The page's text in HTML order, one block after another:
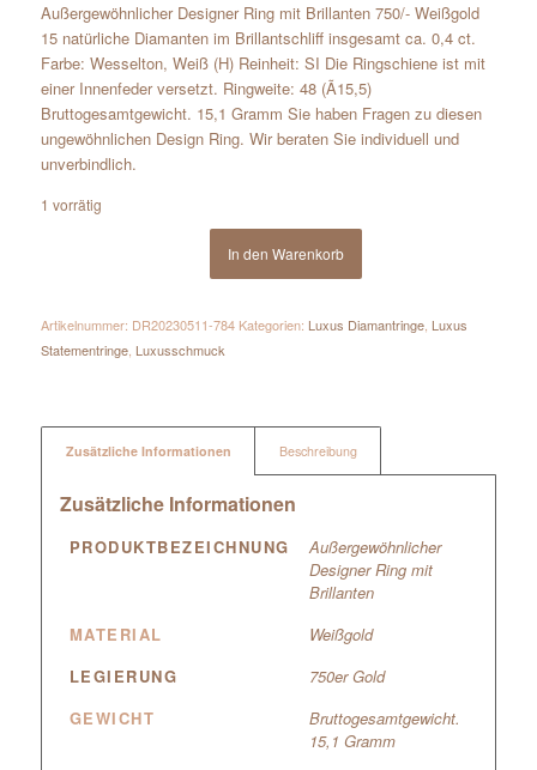
Außergewöhnlicher Designer Ring mit Brillanten 750/- Weißgold
15 natürliche Diamanten im Brillantschliff insgesamt ca. 0,4 ct.
Farbe: Wesselton, Weiß (H) Reinheit: SI Die Ringschiene ist mit
einer Innenfeder versetzt. Ringweite: 48 (Ã15,5)
Bruttogesamtgewicht. 15,1 Gramm Sie haben Fragen zu diesen
ungewöhnlichen Design Ring. Wir beraten Sie individuell und
unverbindlich.
1 vorrätig
In den Warenkorb
Artikelnummer: DR20230511-784 Kategorien: Luxus Diamantringe, Luxus
Statementringe, Luxusschmuck
Zusätzliche Informationen Beschreibung
Zusätzliche Informationen
PRODUKTBEZEICHNUNG
Außergewöhnlicher
Designer Ring mit
Brillanten
MATERIAL
Weißgold
LEGIERUNG
750er Gold
GEWICHT
Bruttogesamtgewicht.
15,1 Gramm